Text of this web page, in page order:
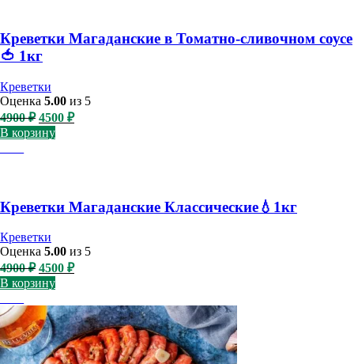
Креветки Магаданские в Томатно-сливочном соусе
🍅 1кг
Креветки
Оценка 5.00 из 5
4900₽ Первоначальная
цена
составляла
4500 ₽Текущая
В корзину
Креветки Магаданские Классические💧1кг
Креветки
Оценка 5.00 из 5
4900₽ Первоначальная
цена
составляла
4900 ₽.
4500 ₽Текущая
В корзину